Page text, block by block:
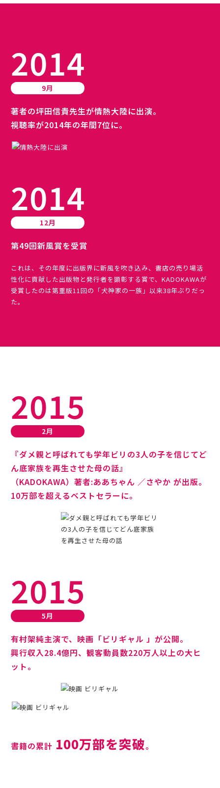
2014
9月
著者の坪田信貴先生が情熱大陸に出演。
視聴率が2014年の年間7位に。
2014
12月
第49回新風賞を受賞
これは、その年度に出版界に新風を吹き込み、書店の売り場活
性化に貢献した出版物と発行者を顕彰する賞で、KADOKAWAが
受賞したのは第重版11回の「犬神家の一族」以来38年ぶりだっ
た。
2015
2月
『ダメ親と呼ばれても学年ビリの3人の子を信じてど
ん底家族を再生させた母の話』
（KADOKAWA）著者:ああちゃん ／さやか が出版。
10万部を超えるベストセラーに。
2015
5月
有村架純主演で、映画「ビリギャル 」が公開。
興行収入28.4億円、観客動員数220万人以上の大ヒ
ット。
書籍の累計 100万部を突破。